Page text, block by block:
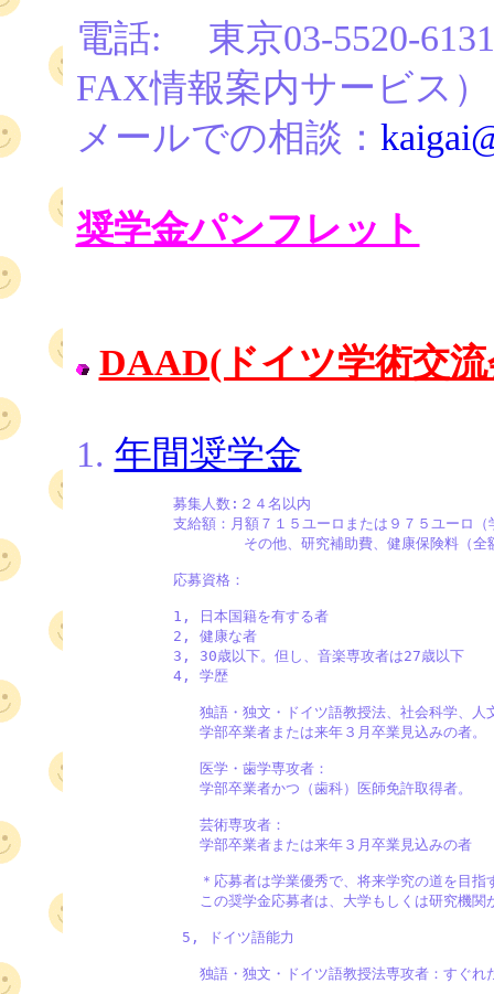
電話: 東京03-5520-
FAX情報案内サービス）
メールでの相談：
奨学金パンフレット
DAAD(ドイツ学術交流
1. 年間奨学金
           募集人数:２４名以内
支給額：月額７１５ユーロまたは９７５ユーロ（
その他、研究補助費、健康保険料（全
           応募資格：
           1, 日本国籍を有する者
           2, 健康な者
           3, 30歳以下。但し、音楽専攻者は27歳以下
           4, 学歴
独語・独文・ドイツ語教授法、社会科学、人
              学部卒業者または来年３月卒業見込みの者。
              医学・歯学専攻者：
              学部卒業者かつ（歯科）医師免許取得者。
              芸術専攻者：
              学部卒業者または来年３月卒業見込みの者
＊応募者は学業優秀で、将来学究の道を目指
この奨学金応募者は、大学もしくは研究機関
            5, ドイツ語能力
独語・独文・ドイツ語教授法専攻者：すぐれ